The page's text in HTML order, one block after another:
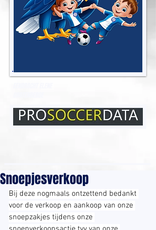
Snoepjesverkoop
Bij deze nogmaals ontzettend bedankt
voor de verkoop en aankoop van onze
snoepzakjes tijdens onze